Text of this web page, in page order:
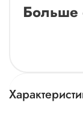
Больше